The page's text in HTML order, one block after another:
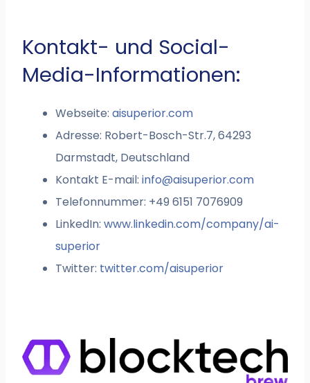
Kontakt- und Social-
Media-Informationen:
Webseite:aisuperior.com
Adresse: Robert-Bosch-Str.7, 64293
Darmstadt, Deutschland
Kontakt E-mail:info@aisuperior.com
Telefonnummer: +49 6151 7076909
LinkedIn:www.linkedin.com/company/ai-
superior
Twitter: twitter.com/aisuperior